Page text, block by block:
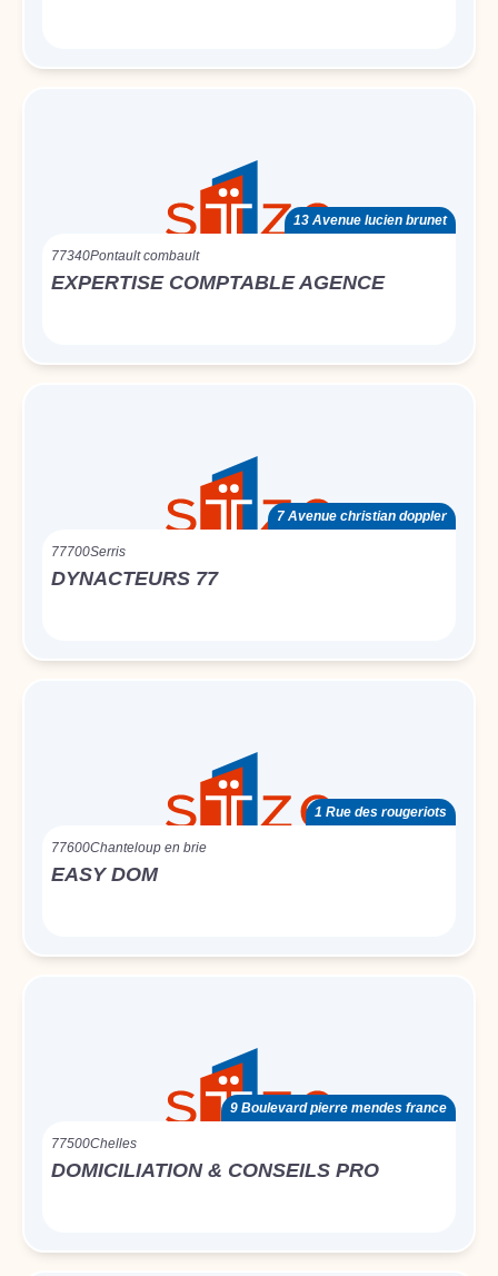
13 Avenue lucien brunet
77340Pontault combault
EXPERTISE COMPTABLE AGENCE
7 Avenue christian doppler
77700Serris
DYNACTEURS 77
1 Rue des rougeriots
77600Chanteloup en brie
EASY DOM
9 Boulevard pierre mendes france
77500Chelles
DOMICILIATION & CONSEILS PRO